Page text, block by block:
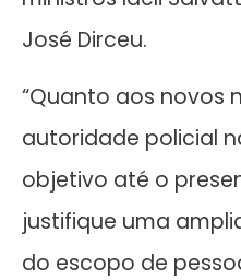
José Dirceu.
“Quanto aos novos
autoridade policial
objetivo até o
justifique uma
do escopo de